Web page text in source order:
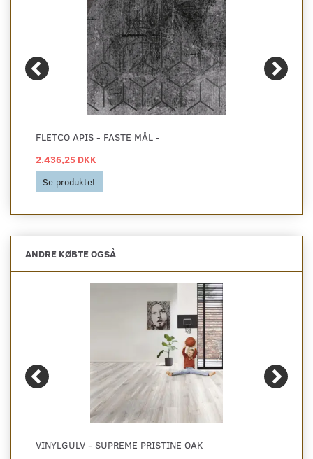
FLETCO APIS - FASTE MÅL -
2.436,25 DKK
Se produktet
ANDRE KØBTE OGSÅ
VINYLGULV - SUPREME PRISTINE OAK